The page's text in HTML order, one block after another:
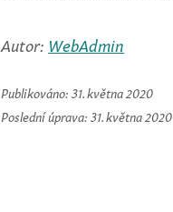
Autor: WebAdmin
Publikováno: 31. května 2020
Poslední úprava: 31. května 2020